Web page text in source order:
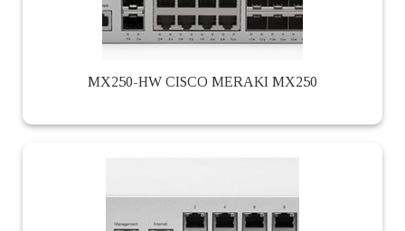
MX250-HW CISCO MERAKI MX250